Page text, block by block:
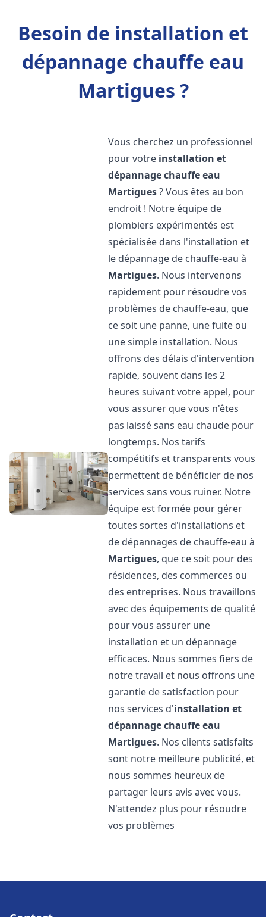
Besoin de installation et
dépannage chauffe eau
Martigues ?
Vous cherchez un professionnel
pour votre installation et
dépannage chauffe eau
Martigues? Vous êtes au bon
endroit ! Notre équipe de
plombiers expérimentés est
spécialisée dans l'installation et
le dépannage de chauffe-eau à
Martigues. Nous intervenons
rapidement pour résoudre vos
problèmes de chauffe-eau, que
ce soit une panne, une fuite ou
une simple installation. Nous
offrons des délais d'intervention
rapide, souvent dans les 2
heures suivant votre appel, pour
vous assurer que vous n'êtes
pas laissé sans eau chaude pour
longtemps. Nos tarifs
compétitifs et transparents vous
permettent de bénéficier de nos
services sans vous ruiner. Notre
équipe est formée pour gérer
toutes sortes d'installations et
de dépannages de chauffe-eau à
Martigues, que ce soit pour des
résidences, des commerces ou
des entreprises. Nous travaillons
avec des équipements de qualité
pour vous assurer une
installation et un dépannage
efficaces. Nous sommes fiers de
notre travail et nous offrons une
garantie de satisfaction pour
nos services d'installation et
dépannage chauffe eau
Martigues. Nos clients satisfaits
sont notre meilleure publicité, et
nous sommes heureux de
partager leurs avis avec vous.
N'attendez plus pour résoudre
vos problèmes